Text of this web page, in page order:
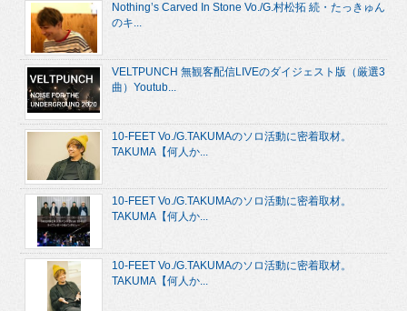
Nothing’s Carved In Stone Vo./G.村松拓 続・たっきゅん
のキ...
VELTPUNCH 無観客配信LIVEのダイジェスト版（厳選3
曲）Youtub...
10-FEET Vo./G.TAKUMAのソロ活動に密着取材。
TAKUMA【何人か...
10-FEET Vo./G.TAKUMAのソロ活動に密着取材。
TAKUMA【何人か...
10-FEET Vo./G.TAKUMAのソロ活動に密着取材。
TAKUMA【何人か...